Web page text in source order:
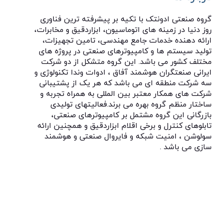
گروه صنعتی ادونتک با تکیه بر پیشرفته ترین فناوری
روز دنیا در زمینه های اتوماسیون، ابزاردقیق و مخابرات،
ارائه دهنده خدمات جامع مهندسی، تامین تجهیزات،
تولید سیستم ها و کامپیوترهای صنعتی در پروژه های
مختلف کشور می باشد. این گروه متشکل از دو شرکت
ایرانی صنعتگران هوشمند آفاق ، ادوات وندا تکنولوژی و
سه شرکت منطقه ای می باشد که هر یک از پشتیبانی
شرکت های همکار معتبر بین المللی به همراه تجربه و
ساختار منظم گروه بهره می برند.فعالیتهای تولیدی
بازرگانی این گروه مشتمل بر کامپیوترهای صنعتی،
تابلوهای کنترل و برخی اقلام ابزاردقیق و همچنین ارائه
سولوشن ، امنیت شبکه و فایروال صنعتی و هوشمند
سازی می باشد .